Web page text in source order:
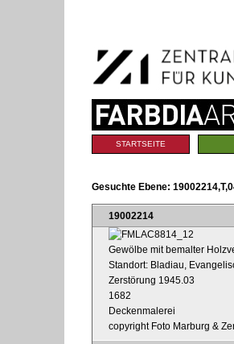
Navigation
Sektionen
STARTSEITE
Gesuchte Ebene:
19002214
Gewölbe mit bemalter
Standort: Bladiau,
Zerstörung 1945.03
1682
Deckenmalerei
copyright Foto Marburg &